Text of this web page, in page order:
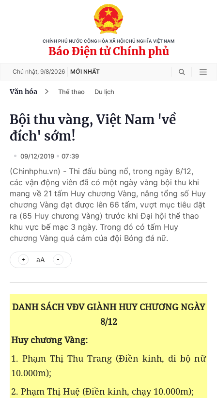
CHÍNH PHỦ NƯỚC CỘNG HÒA XÃ HỘI CHỦ NGHĨA VIỆT NAM
Báo Điện tử Chính phủ
Chủ nhật, 9/8/2026 MỚI NHẤT
Văn hóa Thể thao Du lịch
Bội thu vàng, Việt Nam 'về
đích' sớm!
09/12/2019 07:39
(Chinhphu.vn) - Thi đấu bùng nổ, trong ngày 8/12,
các vận động viên đã có một ngày vàng bội thu khi
mang về 21 tấm Huy chương Vàng, nâng tổng số Huy
chương Vàng đạt được lên 66 tấm, vượt mục tiêu đặt
ra (65 Huy chương Vàng) trước khi Đại hội thể thao
khu vực bế mạc 3 ngày. Trong đó có tấm Huy
chương Vàng quả cảm của đội Bóng đá nữ.
aA
DANH SÁCH VĐV GIÀNH HUY CHƯƠNG NGÀY
8/12
Huy chương Vàng:
1. Phạm Thị Thu Trang (Điền kinh, đi bộ nữ
10.000m);
2. Phạm Thị Huệ (Điền kinh, chạy 10.000m);